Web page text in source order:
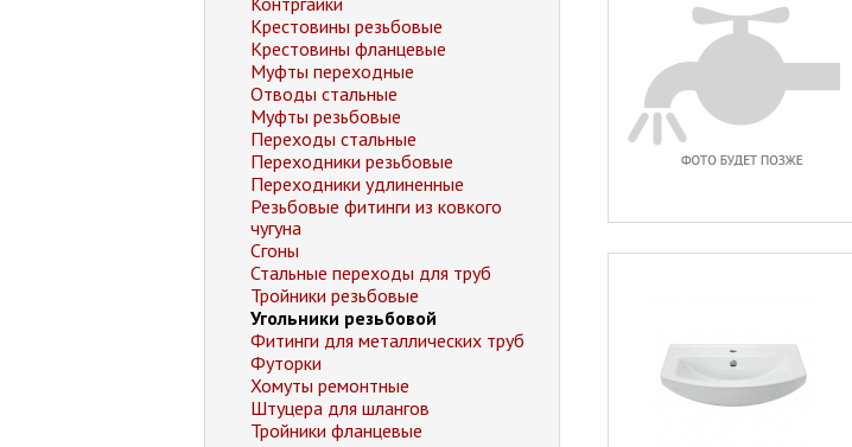
Крестовины резьбовые
Крестовины фланцевые
Муфты переходные
Отводы стальные
Муфты резьбовые
Переходы стальные
Переходники резьбовые
Переходники удлиненные
Резьбовые фитинги из ковкого
чугуна
Сгоны
Стальные переходы для труб
Тройники резьбовые
Угольники резьбовой
Фитинги для металлических труб
Футорки
Хомуты ремонтные
Штуцера для шлангов
Тройники фланцевые